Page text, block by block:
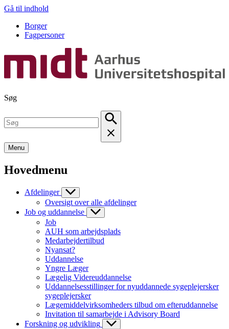
Gå til indhold
Borger
Fagpersoner
Søg
Menu
Hovedmenu
Afdelinger
Oversigt over alle afdelinger
Job og uddannelse
Job
AUH som arbejdsplads
Medarbejdertilbud
Nyansat?
Uddannelse
Yngre Læger
Lægelig Videreuddannelse
Uddannelsesstillinger for nyuddannede sygeplejersker
sygeplejersker
Lægemiddelvirksomheders tilbud om efteruddannelse
Invitation til samarbejde i Advisory Board
Forskning og udvikling